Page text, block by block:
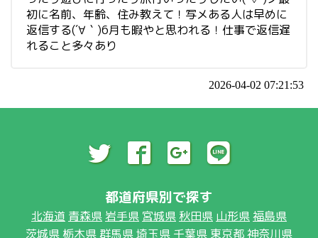
初に名前、年齢、住み教えて！写メある人は早めに
返信する(´∀｀)6月も暇やと思われる！仕事で返信遅
れること多々あり
2026-04-02 07:21:53
都道府県別で探す
北海道 青森県 岩手県 宮城県 秋田県 山形県福島県
茨城県 栃木県群馬県埼玉県 千葉県 東京都神奈川県